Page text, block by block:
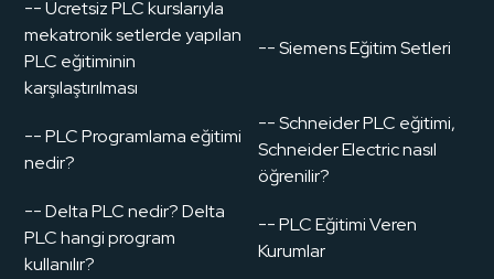
-- Ücretsiz PLC kurslarıyla
mekatronik setlerde yapılan
PLC eğitiminin
karşılaştırılması
-- Siemens Eğitim Setleri
-- PLC Programlama eğitimi
nedir?
-- Schneider PLC eğitimi,
Schneider Electric nasıl
öğrenilir?
-- Delta PLC nedir? Delta
PLC hangi program
kullanılır?
-- PLC Eğitimi Veren
Kurumlar